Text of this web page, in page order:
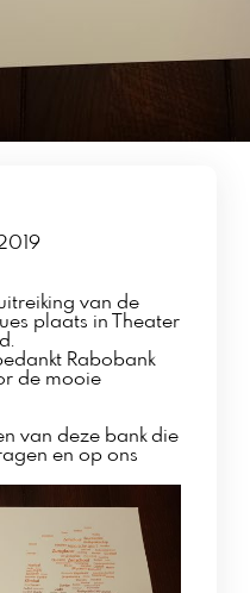
van de
plaats in Theater
Rabobank
de mooie
van deze bank die
en op ons